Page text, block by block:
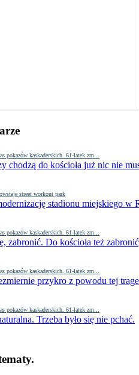
pokazów kaskaderskich. 61-latek zm...
chodzą do kościoła już nic nie
street workout park
stadionu miejskiego w
pokazów kaskaderskich. 61-latek zm...
zabronić. Do kościoła też
pokazów kaskaderskich. 61-latek zm...
przykro z powodu tej
pokazów kaskaderskich. 61-latek zm...
Trzeba było się nie pchać.